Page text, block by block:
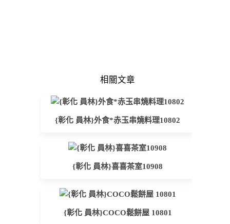
相關文章
{彰化 員林}外食*赤玉串燒料理10802
{彰化 員林}喜喜茶室10908
{彰化 員林}COCO鬆餅屋 10801